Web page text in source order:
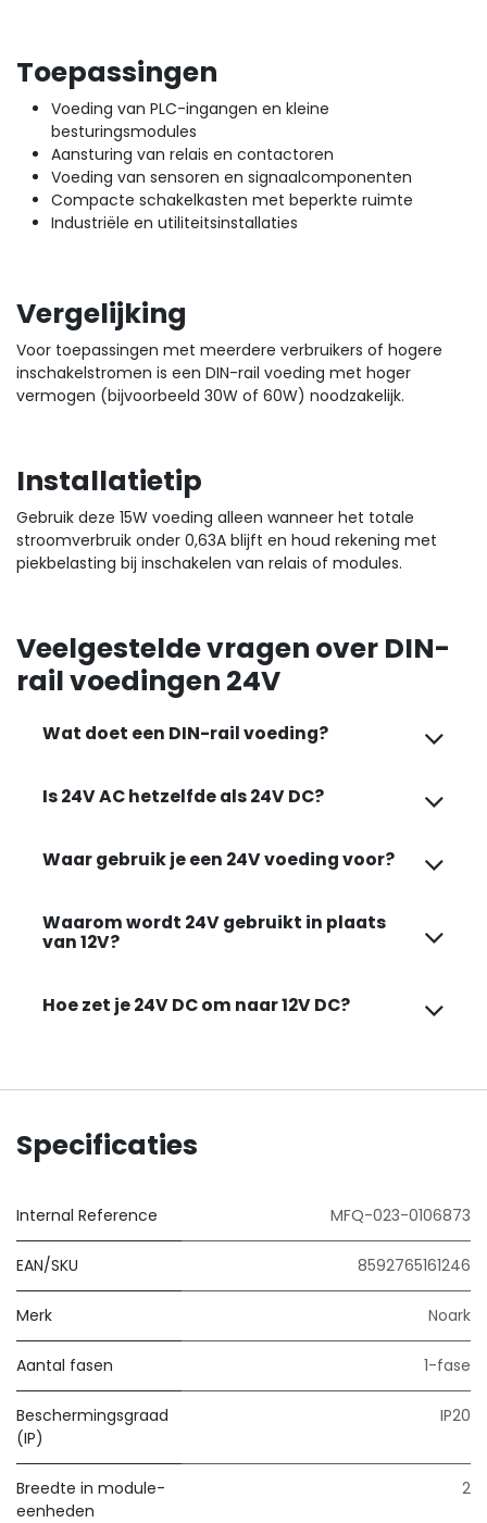
Toepassingen
Voeding van PLC-ingangen en kleine
besturingsmodules
Aansturing van relais en contactoren
Voeding van sensoren en signaalcomponenten
Compacte schakelkasten met beperkte ruimte
Industriële en utiliteitsinstallaties
Vergelijking
Voor toepassingen met meerdere verbruikers of hogere
inschakelstromen is een DIN-rail voeding met hoger
vermogen (bijvoorbeeld 30W of 60W) noodzakelijk.
Installatietip
Gebruik deze 15W voeding alleen wanneer het totale
stroomverbruik onder 0,63A blijft en houd rekening met
piekbelasting bij inschakelen van relais of modules.
Veelgestelde vragen over DIN-
rail voedingen 24V
Wat doet een DIN-rail voeding?
Is 24V AC hetzelfde als 24V DC?
Waar gebruik je een 24V voeding voor?
Waarom wordt 24V gebruikt in plaats
van 12V?
Hoe zet je 24V DC om naar 12V DC?
Specificaties
Internal Reference MFQ-023-0106873
EAN/SKU 8592765161246
Merk Noark
Aantal fasen 1-fase
Beschermingsgraad
(IP)
IP20
Breedte in module-
eenheden
2